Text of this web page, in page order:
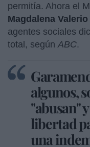
permitía. Ahora el
Magdalena Valerio
agentes sociales
total, según ABC.
algunos,
"abusan"
libertad
una